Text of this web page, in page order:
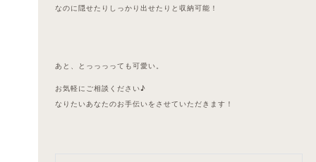
なのに隠せたりしっかり出せたりと収納可能！
あと、とっっっっても可愛い。
お気軽にご相談ください♪
なりたいあなたのお手伝いをさせていただきます！